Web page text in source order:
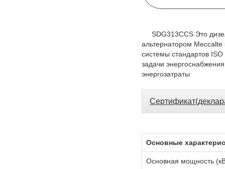
SDG313CCS Это
альтернатором Meccalte
системы стандартов
задачи
энергозатраты
Основные
Основная мощность